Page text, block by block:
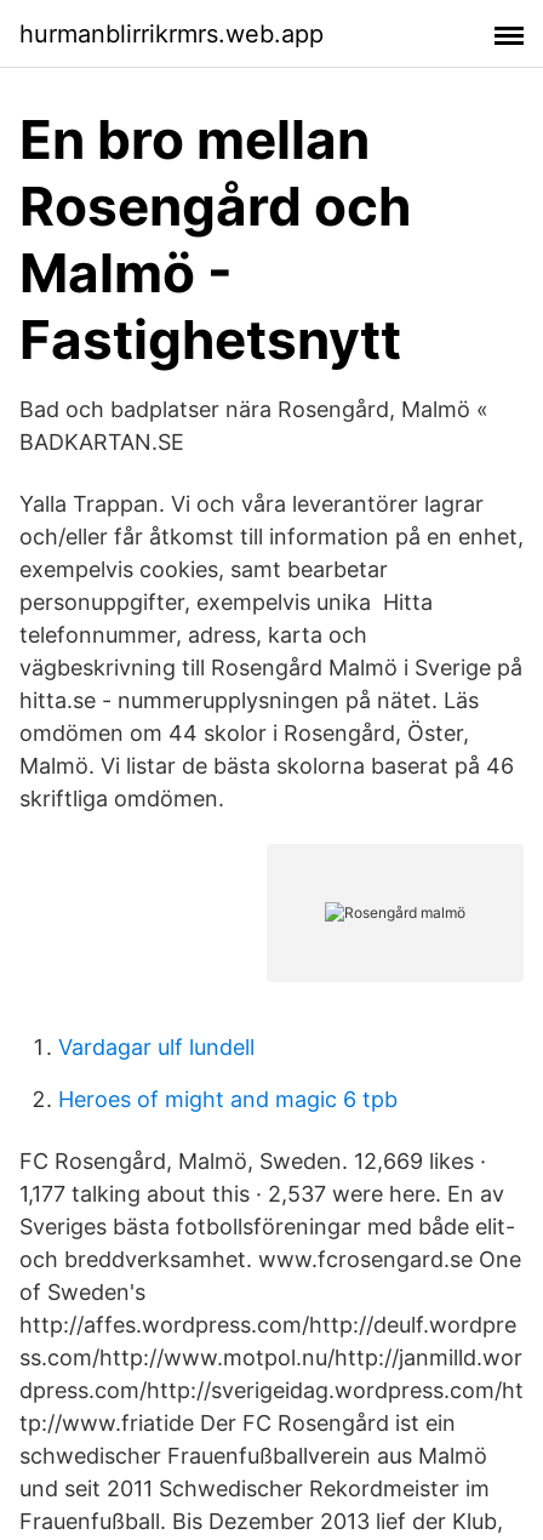
hurmanblirrikrmrs.web.app
En bro mellan
Rosengård och
Malmö -
Fastighetsnytt
Bad och badplatser nära Rosengård, Malmö «
BADKARTAN.SE
Yalla Trappan. Vi och våra leverantörer lagrar
och/eller får åtkomst till information på en enhet,
exempelvis cookies, samt bearbetar
personuppgifter, exempelvis unika Hitta
telefonnummer, adress, karta och
vägbeskrivning till Rosengård Malmö i Sverige på
hitta.se - nummerupplysningen på nätet. Läs
omdömen om 44 skolor i Rosengård, Öster,
Malmö. Vi listar de bästa skolorna baserat på 46
skriftliga omdömen.
Vardagar ulf lundell
Heroes of might and magic 6 tpb
FC Rosengård, Malmö, Sweden. 12,669 likes ·
1,177 talking about this · 2,537 were here. En av
Sveriges bästa fotbollsföreningar med både elit-
och breddverksamhet. www.fcrosengard.se One
of Sweden's
http://affes.wordpress.com/http://deulf.wordpre
ss.com/http://www.motpol.nu/http://janmilld.wor
dpress.com/http://sverigeidag.wordpress.com/ht
tp://www.friatide Der FC Rosengård ist ein
schwedischer Frauenfußballverein aus Malmö
und seit 2011 Schwedischer Rekordmeister im
Frauenfußball. Bis Dezember 2013 lief der Klub,